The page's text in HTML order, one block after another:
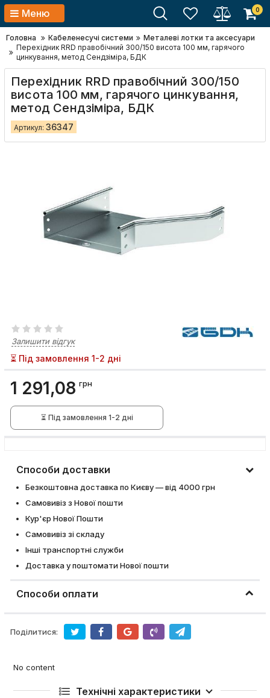
Меню 0
Головна Кабеленесучі системи
Металеві лотки та аксесуари
Перехідник RRD правобічний 300/150 висота 100 мм, гарячого
цинкування, метод Сендзіміра, БДК
Перехідник RRD правобічний 300/150
висота 100 мм, гарячого цинкування,
метод Сендзіміра, БДК
Артикул: 36347
Залишити відгук
⏳ Під замовлення 1-2 дні
1 291,08 грн
⏳ Під замовлення 1-2 дні
Способи доставки
Безкоштовна доставка по Києву — від 4000 грн
Самовивіз з Нової пошти
Кур'єр Нової Пошти
Самовивіз зі складу
Інші транспортні служби
Доставка у поштомати Нової пошти
Способи оплати
Поділитися:
No content
Технічні характеристики